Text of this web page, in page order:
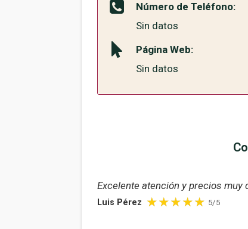
Número de Teléfono:
Sin datos
Página Web:
Sin datos
Excelente atención y precios muy
Luis Pérez 5/5